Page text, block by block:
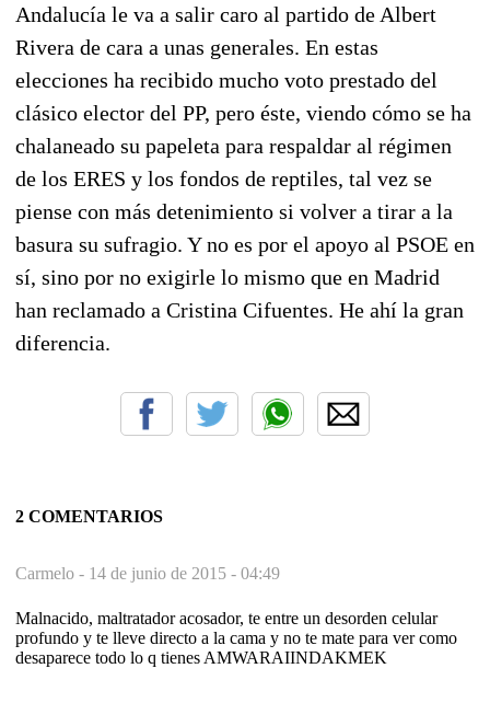
Andalucía le va a salir caro al partido de Albert
Rivera de cara a unas generales. En estas
elecciones ha recibido mucho voto prestado del
clásico elector del PP, pero éste, viendo cómo se ha
chalaneado su papeleta para respaldar al régimen
de los ERES y los fondos de reptiles, tal vez se
piense con más detenimiento si volver a tirar a la
basura su sufragio. Y no es por el apoyo al PSOE en
sí, sino por no exigirle lo mismo que en Madrid
han reclamado a Cristina Cifuentes. He ahí la gran
diferencia.
2 COMENTARIOS
Carmelo - 14 de junio de 2015 - 04:49
Malnacido, maltratador acosador, te entre un desorden celular
profundo y te lleve directo a la cama y no te mate para ver como
desaparece todo lo q tienes AMWARAIINDAKMEK